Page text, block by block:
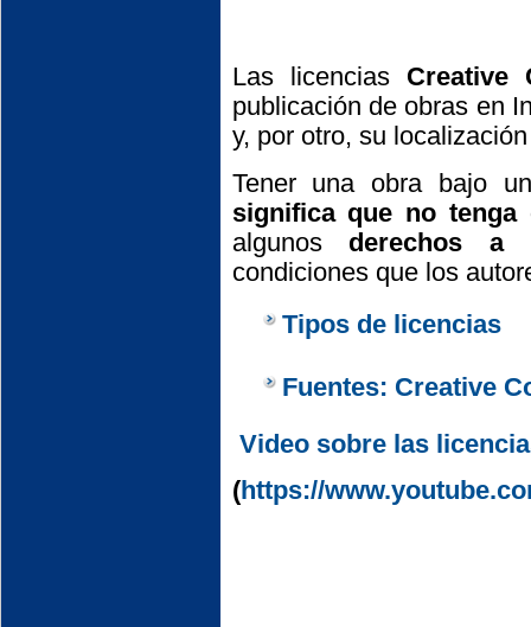
Las licencias Creative
publicación de obras en
y, por otro, su
Tener una obra bajo
significa que no tenga
algunos derechos a
condiciones que los
Tipos de licencias
Fuentes: Creative
Video sobre las
(https://